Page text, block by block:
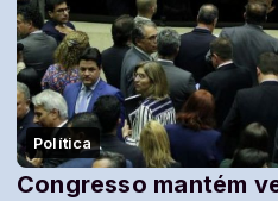
Política
Congresso mantém